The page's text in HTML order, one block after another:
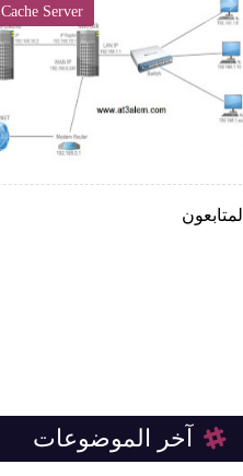
Cache Server
المتابعون
آخر الموضوعات